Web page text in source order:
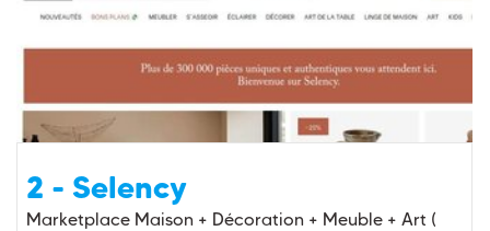
2 - Selency
Marketplace Maison + Décoration + Meuble + Art (